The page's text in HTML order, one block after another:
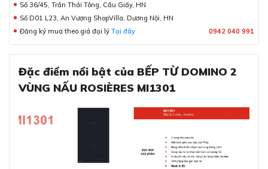
Số 36/45, Trần Thái Tông, Cầu Giấy, HN
Số D01 L23, An Vượng ShopVilla, Dương Nội, HN
Đăng ký mua theo giá đại lý Tại đây 0942 040 991
Đặc điểm nổi bật của BẾP TỪ DOMINO 2
VÙNG NẤU ROSIÈRES MI1301